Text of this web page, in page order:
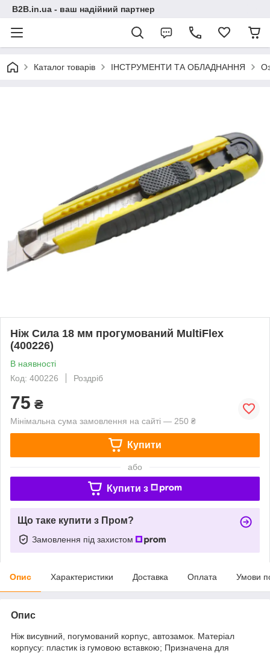
B2B.in.ua - ваш надійний партнер
Каталог товарів ІНСТРУМЕНТИ ТА ОБЛАДНАННЯ
Ніж Сила 18 мм прогумований MultiFlex
(400226)
В наявності
Код: 400226
Роздріб
75 ₴
Мінімальна сума замовлення на сайті — 250 ₴
Купити
або
Купити з
Що таке купити з Пром?
Замовлення під захистом
Опис Характеристики Доставка Оплата Умови
Опис
Ніж висувний, погумований корпус, автозамок. Матеріал
корпусу: пластик із гумовою вставкою; Призначена для